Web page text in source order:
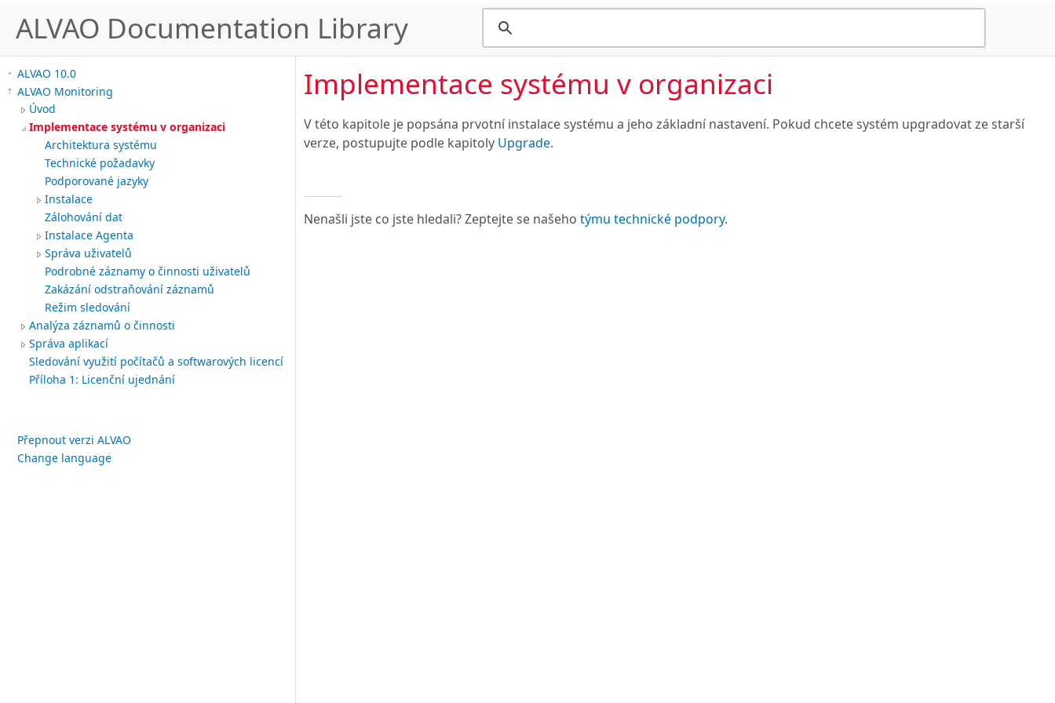
ALVAO Documentation Library
ALVAO 10.0
ALVAO Monitoring
Úvod
Implementace systému v organizaci
Architektura systému
Technické požadavky
Podporované jazyky
Instalace
Zálohování dat
Instalace Agenta
Správa uživatelů
Podrobné záznamy o činnosti uživatelů
Zakázání odstraňování záznamů
Režim sledování
Analýza záznamů o činnosti
Správa aplikací
Sledování využití počítačů a softwarových licencí
Příloha 1: Licenční ujednání
Přepnout verzi ALVAO
Change language
Implementace systému v organizaci
V této kapitole je popsána prvotní instalace systému a jeho základní nastavení. Pokud chcete systém upgradovat ze starší
verze, postupujte podle kapitoly Upgrade.
Nenašli jste co jste hledali? Zeptejte se našeho týmu technické podpory.